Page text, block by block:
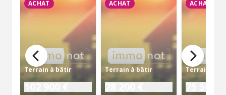
ACHAT
Terrain à bâtir
ACHAT
Terrain à bâtir
ACHAT
Terrain à